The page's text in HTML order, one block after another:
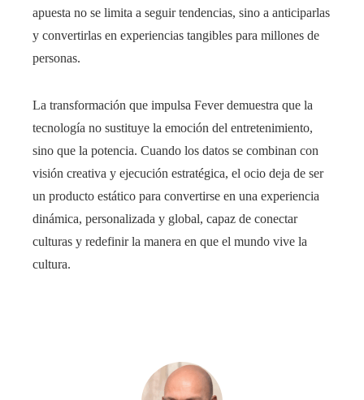
apuesta no se limita a seguir tendencias, sino a anticiparlas
y convertirlas en experiencias tangibles para millones de
personas.
La transformación que impulsa Fever demuestra que la
tecnología no sustituye la emoción del entretenimiento,
sino que la potencia. Cuando los datos se combinan con
visión creativa y ejecución estratégica, el ocio deja de ser
un producto estático para convertirse en una experiencia
dinámica, personalizada y global, capaz de conectar
culturas y redefinir la manera en que el mundo vive la
cultura.